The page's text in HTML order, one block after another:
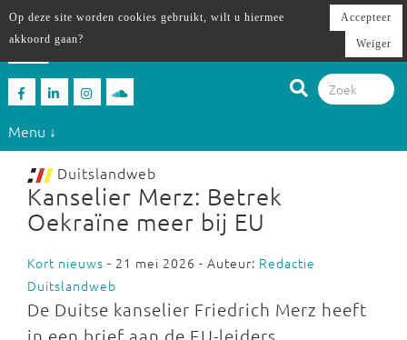
Menu ↓
Duitslandweb
Kanselier Merz: Betrek
Oekraïne meer bij EU
Kort nieuws - 21 mei 2026 - Auteur: Redactie
Duitslandweb
De Duitse kanselier Friedrich Merz heeft
in een brief aan de EU-leiders
Op deze site worden cookies gebruikt, wilt u hiermee
akkoord gaan?
Accepteer
Weiger